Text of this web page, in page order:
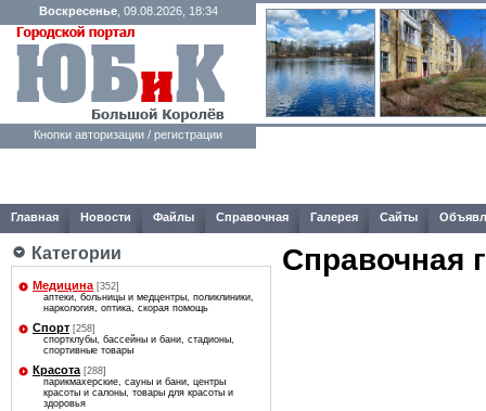
Воскресенье, 09.08.2026, 18:34
Кнопки авторизации / регистрации
Главная Новости Файлы Справочная Галерея Сайты
Категории
Медицина [352]
аптеки, больницы и медцентры, поликлиники,
наркология, оптика, скорая помощь
Спорт [258]
спортклубы, бассейны и бани, стадионы,
спортивные товары
Красота [288]
парикмахерские, сауны и бани, центры
красоты и салоны, товары для красоты и
здоровья
Справочная